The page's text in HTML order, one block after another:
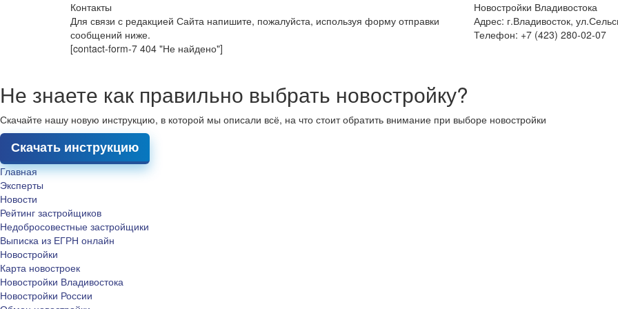
Контакты
Для связи с редакцией Сайта напишите, пожалуйста, используя форму отправки
сообщений ниже.
[contact-form-7 404 "Не найдено"]
Новостройки Владивостока
Адрес: г.Владивосток,
Телефон: +7 (423) 280-02-07
Не знаете как правильно выбрать новостройку?
Скачайте нашу новую инструкцию, в которой мы описали всё, на что стоит обратить внимание при выборе новостройки
Скачать инструкцию
Главная
Эксперты
Новости
Рейтинг застройщиков
Недобросовестные застройщики
Выписка из ЕГРН онлайн
Новостройки
Карта новостроек
Новостройки Владивостока
Новостройки России